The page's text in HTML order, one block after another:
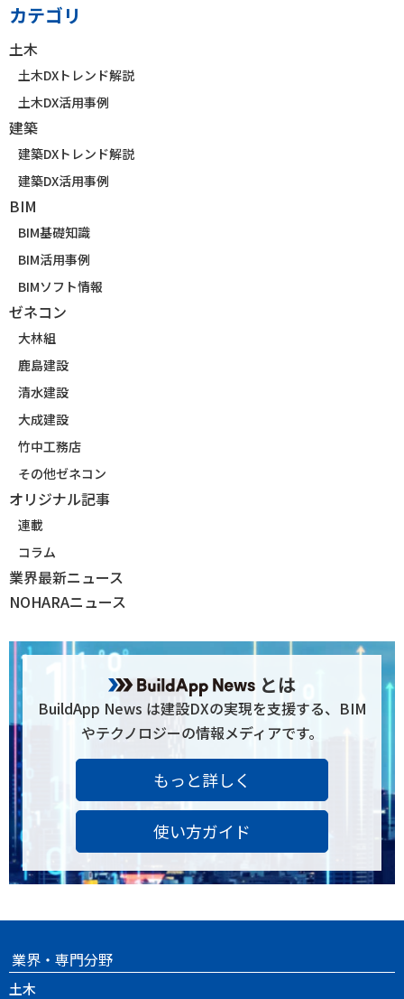
カテゴリ
土木
土木DXトレンド解説
土木DX活用事例
建築
建築DXトレンド解説
建築DX活用事例
BIM
BIM基礎知識
BIM活用事例
BIMソフト情報
ゼネコン
大林組
鹿島建設
清水建設
大成建設
竹中工務店
その他ゼネコン
オリジナル記事
連載
コラム
業界最新ニュース
NOHARAニュース
とは
BuildApp News は建設DXの実現を支援する、BIM
やテクノロジーの情報メディアです。
もっと詳しく
使い方ガイド
業界・専門分野
土木